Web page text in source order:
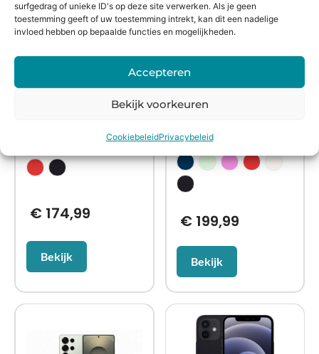
surfgedrag of unieke ID's op deze site verwerken. Als je geen
toestemming geeft of uw toestemming intrekt, kan dit een nadelige
invloed hebben op bepaalde functies en mogelijkheden.
Accepteren
Bekijk voorkeuren
CookiebeleidPrivacybeleid
Refurbished
Apple iPhone 11
€174,99
Bekijk
Refurbished
Apple iPhone 13
€ 199,99
Bekijk